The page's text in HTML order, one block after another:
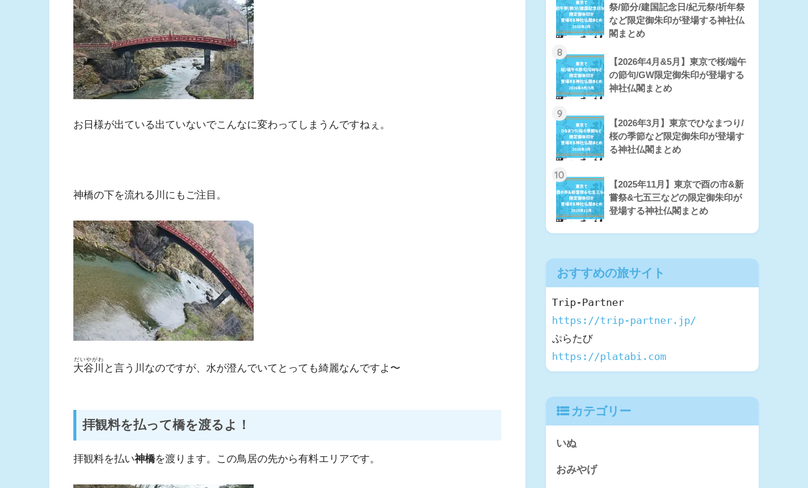
お日様が出ている出ていないでこんなに変わってしまうんですねぇ。
神橋の下を流れる川にもご注目。
大谷川
だいやがわ
と言う川なのですが、水が澄んでいてとっても綺麗なんですよ〜
拝観料を払って橋を渡るよ！
拝観料を払い神橋を渡ります。この鳥居の先から有料エリアです。
祭/節分/建国記念日/紀元祭/祈年祭
など限定御朱印が登場する神社仏
閣まとめ
8
【2026年4月&5月】東京で桜/端午
の節句/GW限定御朱印が登場する
神社仏閣まとめ
9
【2026年3月】東京でひなまつり/
桜の季節など限定御朱印が登場す
る神社仏閣まとめ
10
【2025年11月】東京で酉の市&新
嘗祭&七五三などの限定御朱印が
登場する神社仏閣まとめ
おすすめの旅サイト
https://trip-partner.jp/
https://platabi.com
カテゴリー
いぬ
おみやげ